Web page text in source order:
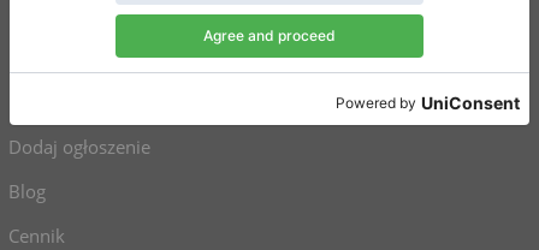
Fortepiany na sprzedaż
Używane pianina
Dodaj ogłoszenie
Blog
Cennik